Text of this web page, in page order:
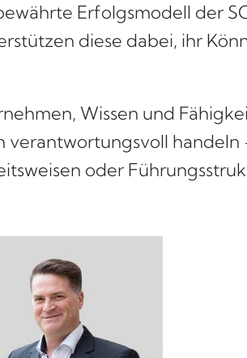
Erfolgsmodell der
diese dabei, ihr
Wissen und
verantwortungsvoll
oder